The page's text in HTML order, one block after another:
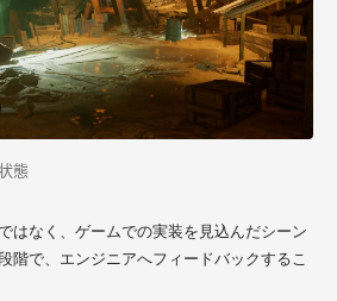
態
はなく、ゲームでの実装を見込んだシーン
階で、エンジニアへフィードバックするこ